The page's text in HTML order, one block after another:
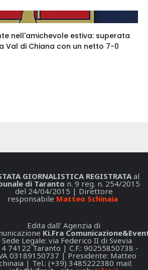
nell'amichevole estiva: superata
Val di Chiana con un netto 7-0
GIORNALISTICA REGISTRATAal
di Taranto n. 9 reg. n. 254/2015
del 24/04/2015 | Direttore
responsabile Matteo Schinaia
Edita dall' Agenzia di
Ki.Fra
Legale: via Federico II di Svevia
74122 Taranto | C.F.: 90255850738 -
03189150737 | Presidente: Matteo
| Tel.: (+39) 3485222380 mail: